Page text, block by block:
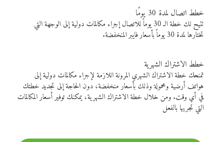
خطط اتصال لمدة 30 يومًا
تتيح لك خطة الـ 30 يوماً للاتصال إجراء مكالمات دولية إلى الوجهة التي
تختارها لمدة 30 يوماً بأسعار فايبر المنخفضة.
خطط الاشتراك الشهرية
تمنحك خطة الاشتراك الشهري المرونة اللازمة لإجراء مكالمات دولية إلى
هواتف أرضية ومحمولة وذلك بأسعار منخفضة، دون الحاجة إلى تجديد خطتك
في أي وقت. ومن خلال خطة الاشتراك الشهرية، يمكنك توفير أسعار المكالمات
التي تجريها بالفعل